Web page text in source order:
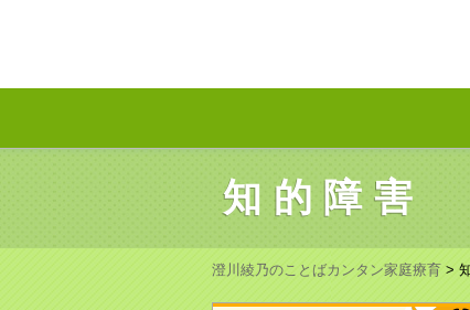
知的障害
澄川綾乃のことばカンタン家庭療育 >